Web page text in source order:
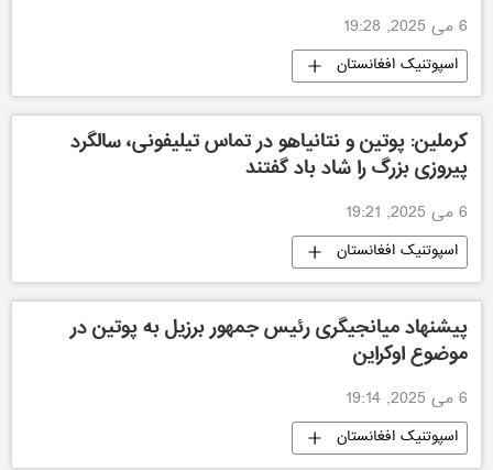
6 می 2025, 19:28
اسپوتنیک افغانستان
کرملین: پوتین و نتانیاهو در تماس تیلیفونی، سالگرد
پیروزی بزرگ را شاد باد گفتند
6 می 2025, 19:21
اسپوتنیک افغانستان
پیشنهاد میانجیگری رئیس جمهور برزیل به پوتین در
موضوع اوکراین
6 می 2025, 19:14
اسپوتنیک افغانستان